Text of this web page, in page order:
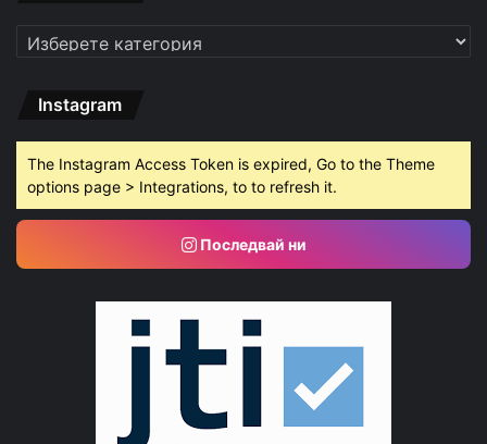
Категории
Instagram
The Instagram Access Token is expired, Go to the Theme
options page > Integrations, to to refresh it.
Последвай ни